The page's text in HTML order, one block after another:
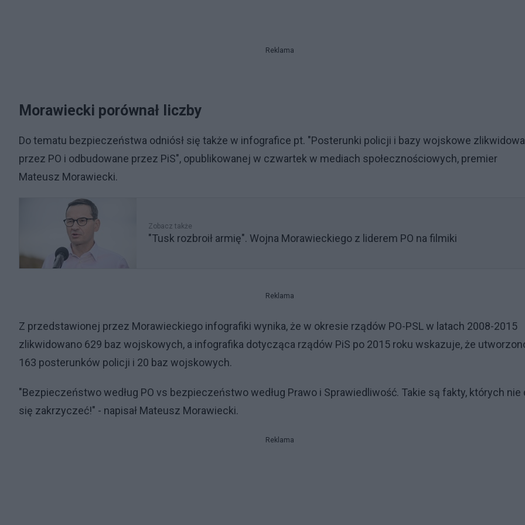
Reklama
Morawiecki porównał liczby
Do tematu bezpieczeństwa odniósł się także w infografice pt. "Posterunki policji i bazy wojskowe
przez PO i odbudowane przez PiS", opublikowanej w czwartek w mediach społecznościowych, premier
Mateusz Morawiecki.
Zobacz także
"Tusk rozbroił armię". Wojna Morawieckiego z liderem PO na filmiki
Reklama
Z przedstawionej przez Morawieckiego infografiki wynika, że w okresie rządów PO-PSL w latach 2008-2015
zlikwidowano 629 baz wojskowych, a infografika dotycząca rządów PiS po 2015 roku wskazuje, że
163 posterunków policji i 20 baz wojskowych.
"Bezpieczeństwo według PO vs bezpieczeństwo według Prawo i Sprawiedliwość. Takie są fakty, których nie
się zakrzyczeć!" - napisał Mateusz Morawiecki.
Reklama